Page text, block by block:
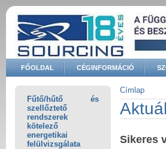
Ugrás a tartalomra
FŐOLDAL CÉGINFORMÁCIÓ
Keresés űrlap
Fűtő/hűtő és
szellőztető
rendszerek
kötelező
energetikai
felülvizsgálata
Címlap
Sikeres